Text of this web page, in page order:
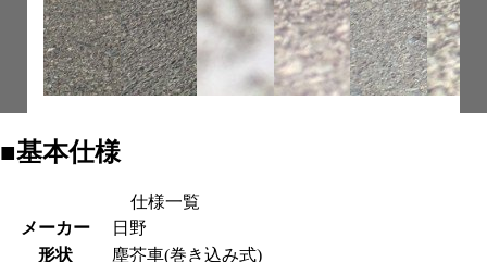
■基本仕様
仕様一覧
メーカー
日野
形状
塵芥車(巻き込み式)